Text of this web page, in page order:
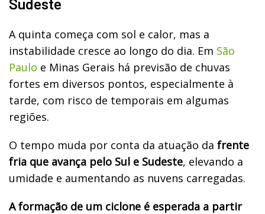
A quinta começa com sol e calor, mas a
instabilidade cresce ao longo do dia. Em São
Paulo e Minas Gerais há previsão de chuvas
fortes em diversos pontos, especialmente à
tarde, com risco de temporais em algumas
regiões.
O tempo muda por conta da atuação da frente
fria que avança pelo Sul e Sudeste, elevando a
umidade e aumentando as nuvens carregadas.
A formação de um ciclone é esperada a partir